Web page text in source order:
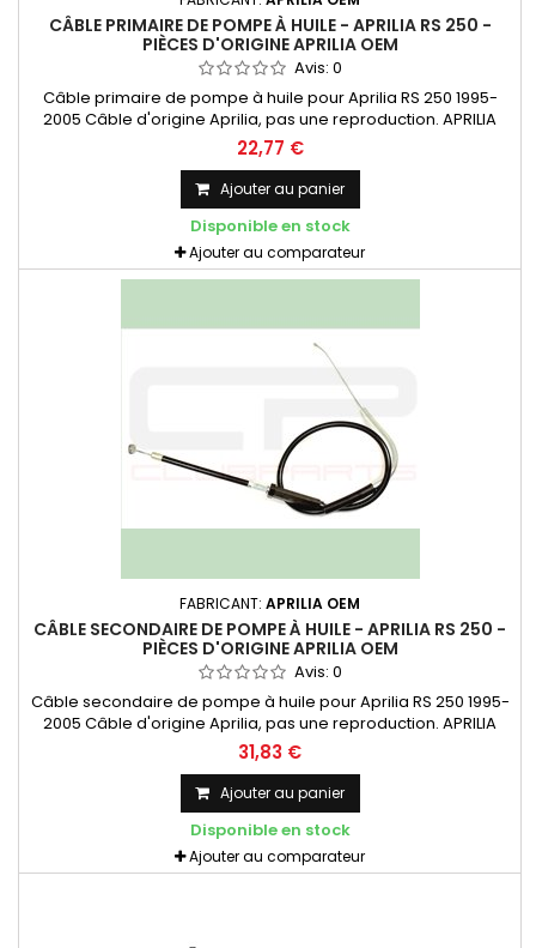
CÂBLE PRIMAIRE DE POMPE À HUILE - APRILIA RS 250 -
PIÈCES D'ORIGINE APRILIA OEM
Avis: 0
Câble primaire de pompe à huile pour Aprilia RS 250 1995-
2005 Câble d'origine Aprilia, pas une reproduction. APRILIA
OEM - AP8114305
22,77 €
Ajouter au panier
Disponible en stock
Ajouter au comparateur
FABRICANT: APRILIA OEM
CÂBLE SECONDAIRE DE POMPE À HUILE - APRILIA RS 250 -
PIÈCES D'ORIGINE APRILIA OEM
Avis: 0
Câble secondaire de pompe à huile pour Aprilia RS 250 1995-
2005 Câble d'origine Aprilia, pas une reproduction. APRILIA
OEM - AP8114306
31,83 €
Ajouter au panier
Disponible en stock
Ajouter au comparateur